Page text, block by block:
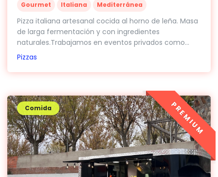
Gourmet Italiana Mediterránea
Pizza italiana artesanal cocida al horno de leña. Masa
de larga fermentación y con ingredientes
naturales.Trabajamos en eventos privados como...
Pizzas
Comida PREMIUM